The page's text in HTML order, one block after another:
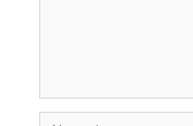
Nome